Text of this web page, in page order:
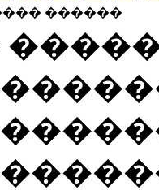
������